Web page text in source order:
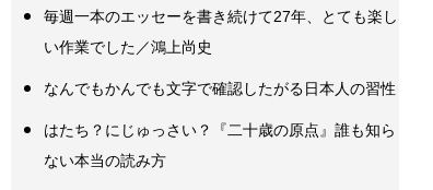
毎週一本のエッセーを書き続けて27年、とても楽し
い作業でした／鴻上尚史
なんでもかんでも文字で確認したがる日本人の習性
はたち？にじゅっさい？『二十歳の原点』誰も知ら
ない本当の読み方